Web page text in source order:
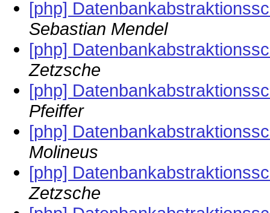
[php]
Sebastian Mendel
[php]
Zetzsche
[php]
Pfeiffer
[php]
Molineus
[php]
Zetzsche